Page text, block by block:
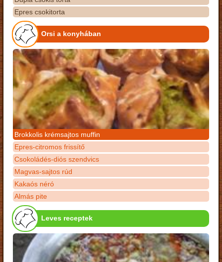
Epres csokitorta
Orsi a konyhában
Brokkolis krémsajtos muffin
Epres-citromos frissítő
Csokoládés-diós szendvics
Magvas-sajtos rúd
Kakaós néró
Almás pite
Leves receptek